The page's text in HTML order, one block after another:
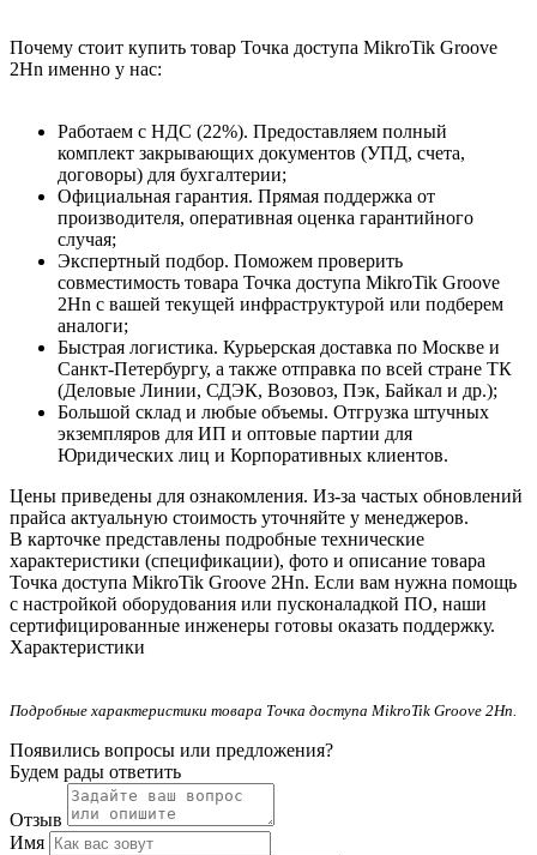
Почему стоит купить товар Точка доступа MikroTik Groove
2Hn именно у нас:
Работаем с НДС (22%). Предоставляем полный
комплект закрывающих документов (УПД, счета,
договоры) для бухгалтерии;
Официальная гарантия. Прямая поддержка от
производителя, оперативная оценка гарантийного
случая;
Экспертный подбор. Поможем проверить
совместимость товара Точка доступа MikroTik Groove
2Hn с вашей текущей инфраструктурой или подберем
аналоги;
Быстрая логистика. Курьерская доставка по Москве и
Санкт-Петербургу, а также отправка по всей стране ТК
(Деловые Линии, СДЭК, Возовоз, Пэк, Байкал и др.);
Большой склад и любые объемы. Отгрузка штучных
экземпляров для ИП и оптовые партии для
Юридических лиц и Корпоративных клиентов.
Цены приведены для ознакомления. Из‑за частых обновлений
прайса актуальную стоимость уточняйте у менеджеров.
В карточке представлены подробные технические
характеристики (спецификации), фото и описание товара
Точка доступа MikroTik Groove 2Hn. Если вам нужна помощь
с настройкой оборудования или пусконаладкой ПО, наши
сертифицированные инженеры готовы оказать поддержку.
Характеристики
Подробные характеристики товара Точка доступа MikroTik Groove 2Hn.
Появились вопросы или предложения?
Будем рады ответить
Отзыв
Имя